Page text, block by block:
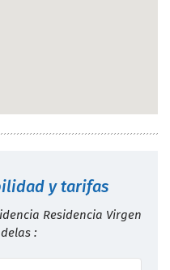
y tarifas
Residencia Virgen
: